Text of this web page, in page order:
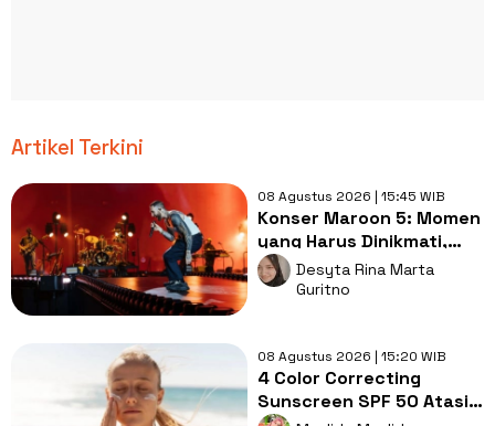
Artikel Terkini
08 Agustus 2026 | 15:45 WIB
Konser Maroon 5: Momen
yang Harus Dinikmati,
Jangan Cuma Direkam!
Desyta Rina Marta
Guritno
08 Agustus 2026 | 15:20 WIB
4 Color Correcting
Sunscreen SPF 50 Atasi